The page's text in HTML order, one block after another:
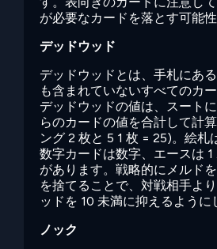
が必要なカードを落とす可能性
デッドウッド
デッドウッドとは、手札にあ
も含まれていないすべてのカ
デッドウッドの値は、スート
らのカードの値を合計して計
ング 2 枚と 5 1 枚 = 25)。絵札
数字カードは数字、エースは
があります。戦略的にメルド
を捨てることで、対戦相手よ
ッドを 10 未満に抑えるように
ノック